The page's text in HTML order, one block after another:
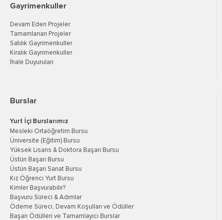
Gayrimenkuller
Devam Eden Projeler
Tamamlanan Projeler
Satılık Gayrimenkuller
Kiralık Gayrimenkuller
İhale Duyuruları
Burslar
Yurt İçi Burslarımız
Mesleki Ortaöğretim Bursu
Üniversite (Eğitim) Bursu
Yüksek Lisans & Doktora Başarı Bursu
Üstün Başarı Bursu
Üstün Başarı Sanat Bursu
Kız Öğrenci Yurt Bursu
Kimler Başvurabilir?
Başvuru Süreci & Adımlar
Ödeme Süreci, Devam Koşulları ve Ödüller
Başarı Ödülleri ve Tamamlayıcı Burslar